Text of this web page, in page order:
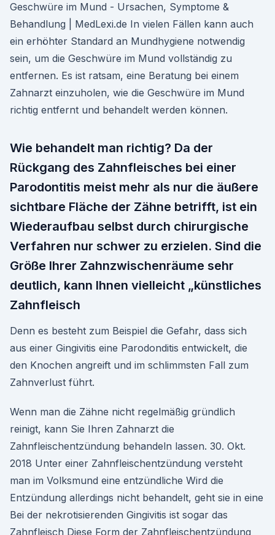
Geschwüre im Mund - Ursachen, Symptome &
Behandlung | MedLexi.de In vielen Fällen kann auch
ein erhöhter Standard an Mundhygiene notwendig
sein, um die Geschwüre im Mund vollständig zu
entfernen. Es ist ratsam, eine Beratung bei einem
Zahnarzt einzuholen, wie die Geschwüre im Mund
richtig entfernt und behandelt werden können.
Wie behandelt man richtig? Da der
Rückgang des Zahnfleisches bei einer
Parodontitis meist mehr als nur die äußere
sichtbare Fläche der Zähne betrifft, ist ein
Wiederaufbau selbst durch chirurgische
Verfahren nur schwer zu erzielen. Sind die
Größe Ihrer Zahnzwischenräume sehr
deutlich, kann Ihnen vielleicht „künstliches
Zahnfleisch
Denn es besteht zum Beispiel die Gefahr, dass sich
aus einer Gingivitis eine Parodonditis entwickelt, die
den Knochen angreift und im schlimmsten Fall zum
Zahnverlust führt.
Wenn man die Zähne nicht regelmäßig gründlich
reinigt, kann Sie Ihren Zahnarzt die
Zahnfleischentzündung behandeln lassen. 30. Okt.
2018 Unter einer Zahnfleischentzündung versteht
man im Volksmund eine entzündliche Wird die
Entzündung allerdings nicht behandelt, geht sie in eine
Bei der nekrotisierenden Gingivitis ist sogar das
Zahnfleisch Diese Form der Zahnfleischentzündung